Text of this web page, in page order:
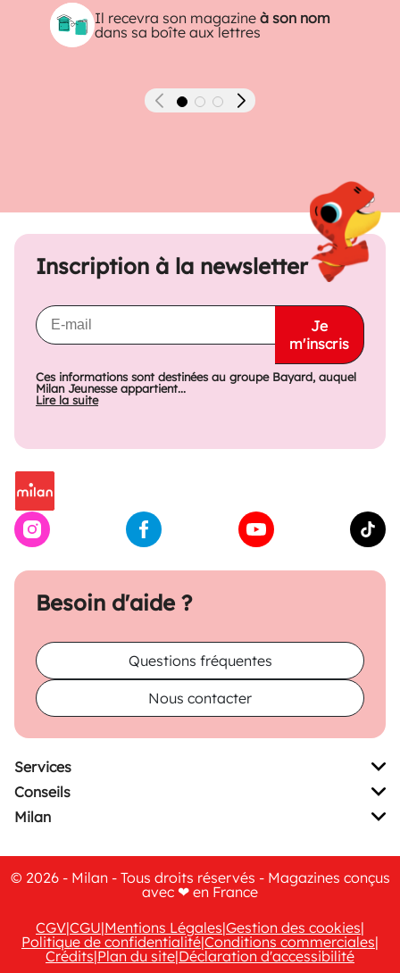
Il recevra son magazineà son nom
dans sa boîte aux lettres
Précédent Suivant
Besoin d'aide ?
Questions fréquentes
Nous contacter
Inscription à la newsletter
Je
m'inscris
Ces informations sont destinées au groupe Bayard, auquel
Milan Jeunesse appartient...
Lire la suite
Services
Conseils
Milan
© 2026 - Milan - Tous droits réservés - Magazines conçus
avec ❤ en France
CGV|CGU|Mentions Légales|Gestion des cookies|
Politique de confidentialité|Conditions commerciales|
Crédits|Plan du site|Déclaration d'accessibilité